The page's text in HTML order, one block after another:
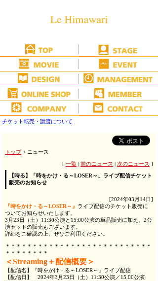
チケット転売・譲渡について
トップ> ニュース
[ 一覧 前のニュース 次のニュース ]
【時る】「時をかけ・る～LOSER～」ライブ配信チケット
販売のお知らせ
[2024年03月14日]
『時をかけ・る～LOSER～』 ライブ配信のチケット販売に
ついてお知らせいたします。
3月23日（土）11:30公演と15:00公演の単品販売に加え、2公
演セットの販売もございます。
詳細をご確認の上、ぜひご利用ください。
＊＊＊＊＊＊＊＊＊＊＊＊＊＊＊＊＊＊＊＊＊＊＊＊＊＊＊
＊＊＊＊＊＊＊＊
＜Streaming＋配信概要＞
【配信名】『時をかけ・る～LOSER～』ライブ配信
【配信日】 2024年3月23日（土）11:30公演／15:00公演